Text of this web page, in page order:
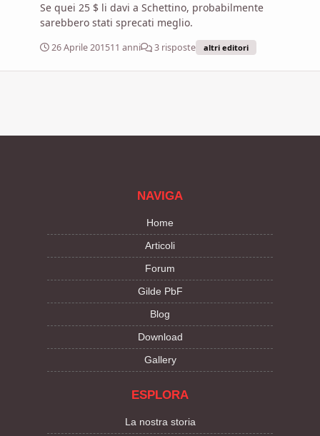
prendere un privilegio specifico. Dall'altra mi da
l'impressione che possa permettere varie sgraverie,
dato che certi privilegi di classe sono molto più forti di
Se quei 25 $ li davi a Schettino, probabilmente
sarebbero stati sprecati meglio.
26 Aprile 201511 anni 3 risposte altri editori
NAVIGA
Home
Articoli
Forum
Gilde PbF
Blog
Download
Gallery
ESPLORA
La nostra storia